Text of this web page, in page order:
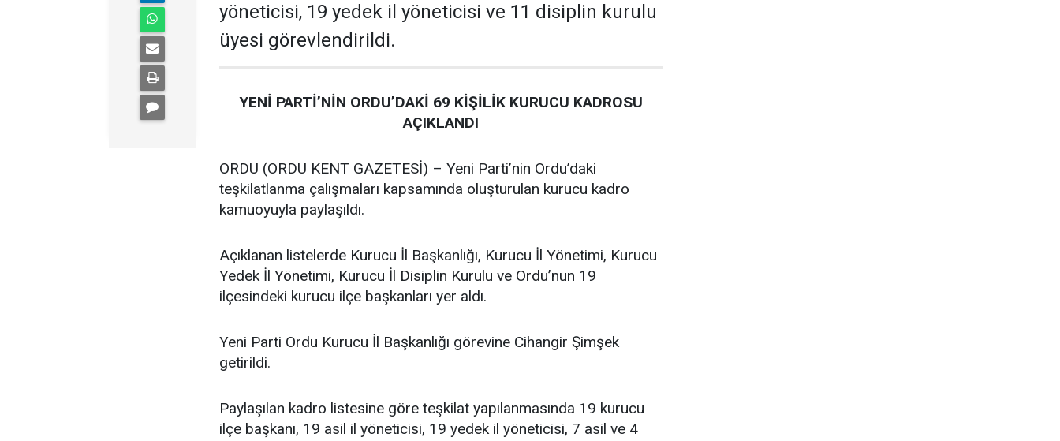
yöneticisi, 19 yedek il yöneticisi ve 11 disiplin kurulu
üyesi görevlendirildi.
YENİ PARTİ’NİN ORDU’DAKİ 69 KİŞİLİK KURUCU KADROSU
AÇIKLANDI
ORDU (ORDU KENT GAZETESİ) – Yeni Parti’nin Ordu’daki
teşkilatlanma çalışmaları kapsamında oluşturulan kurucu kadro
kamuoyuyla paylaşıldı.
Açıklanan listelerde Kurucu İl Başkanlığı, Kurucu İl Yönetimi, Kurucu
Yedek İl Yönetimi, Kurucu İl Disiplin Kurulu ve Ordu’nun 19
ilçesindeki kurucu ilçe başkanları yer aldı.
Yeni Parti Ordu Kurucu İl Başkanlığı görevine Cihangir Şimşek
getirildi.
Paylaşılan kadro listesine göre teşkilat yapılanmasında 19 kurucu
ilçe başkanı, 19 asil il yöneticisi, 19 yedek il yöneticisi, 7 asil ve 4